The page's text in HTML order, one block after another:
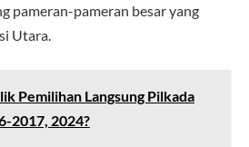
pameran-pameran besar yang
Utara.
Pemilihan Langsung Pilkada
2017, 2024?